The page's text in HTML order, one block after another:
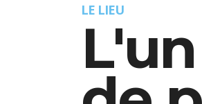
LE LIEU